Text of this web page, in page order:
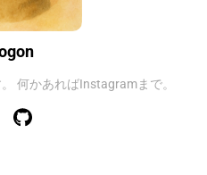
何かあればInstagramまで。